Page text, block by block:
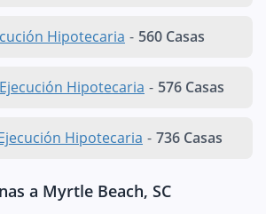
Hipotecaria - 560 Casas
Hipotecaria - 576 Casas
Hipotecaria - 736 Casas
a Myrtle Beach, SC